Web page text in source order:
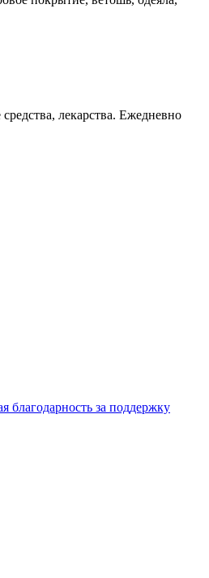
лекарства. Ежедневно
благодарность за поддержку